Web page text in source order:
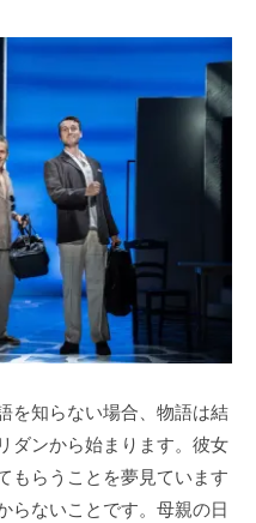
を知らない場合、物語は結
ダンから始まります。彼女
もらうことを夢見ています
らないことです。母親の日